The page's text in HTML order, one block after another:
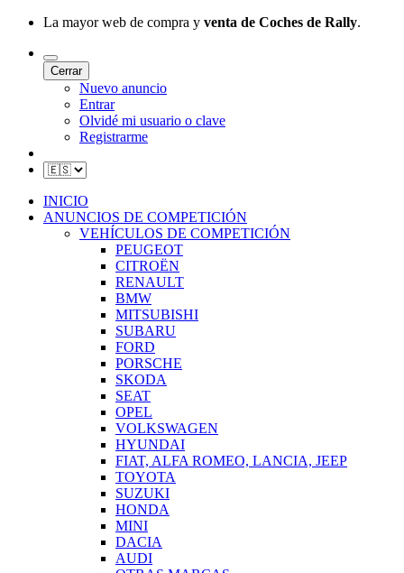
La mayor web de compra y venta de Coches de Rally.
Cerrar
Nuevo anuncio
Entrar
Olvidé mi usuario o clave
Registrarme
INICIO
ANUNCIOS DE COMPETICIÓN
VEHÍCULOS DE COMPETICIÓN
PEUGEOT
CITROËN
RENAULT
BMW
MITSUBISHI
SUBARU
FORD
PORSCHE
SKODA
SEAT
OPEL
VOLKSWAGEN
HYUNDAI
FIAT, ALFA ROMEO, LANCIA, JEEP
TOYOTA
SUZUKI
HONDA
MINI
DACIA
AUDI